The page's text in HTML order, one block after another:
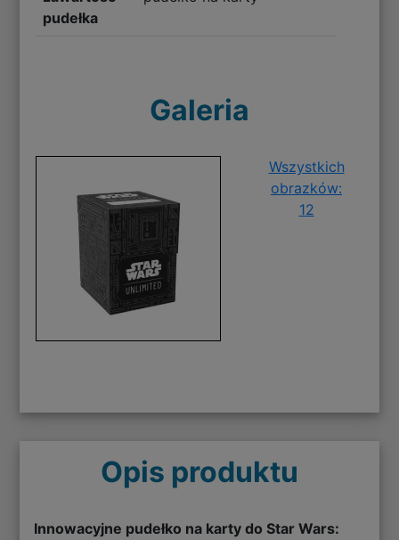
pudełka
Galeria
Wszystkich
obrazków:
12
Opis produktu
Innowacyjne pudełko na karty do Star Wars: